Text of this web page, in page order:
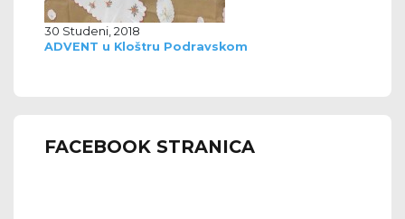
30 Studeni, 2018
ADVENT u Kloštru Podravskom
FACEBOOK STRANICA